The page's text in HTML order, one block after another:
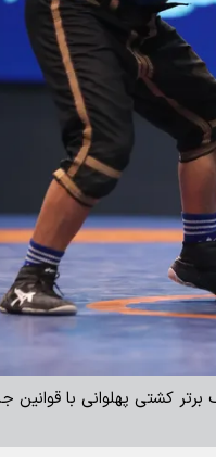
کشتی پهلوانی با قوانین